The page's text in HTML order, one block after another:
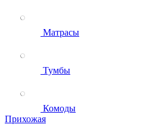
Матрасы
Тумбы
Комоды
Прихожая